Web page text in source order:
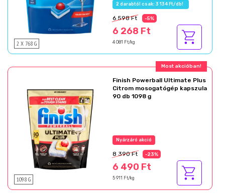
2 X 768 G
2 darabtól csak: 3 134 Ft/db!
6 598 Ft -5%
6 268 Ft
4 081 Ft/kg
Most akcióban!
1098 G
Finish Powerball Ultimate Plus
Citrom mosogatógép kapszula
90 db 1098 g
Nyárzáró akció
8 390 Ft -23%
6 490 Ft
5 911 Ft/kg